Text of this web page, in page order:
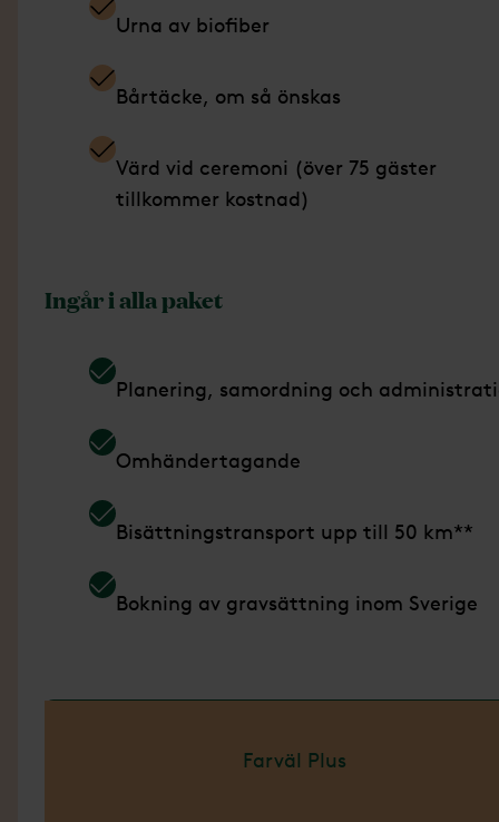
Urna av biofiber
Bårtäcke, om så önskas
Värd vid ceremoni (över 75 gäster
tillkommer kostnad)
Ingår i alla paket
Planering, samordning och
Omhändertagande
Bisättningstransport upp till 50 km**
Bokning av gravsättning inom Sverige
Farväl Plus